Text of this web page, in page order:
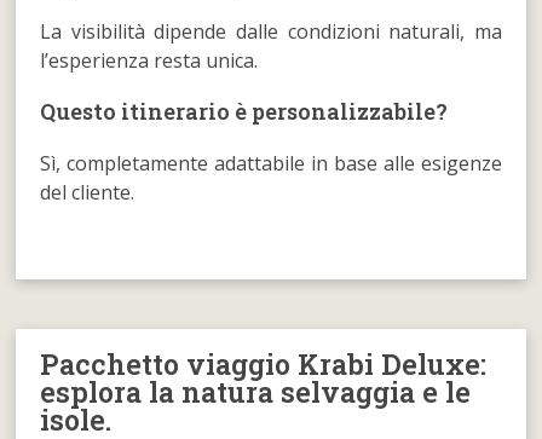
La visibilità dipende dalle condizioni naturali, ma
l’esperienza resta unica.
Questo itinerario è personalizzabile?
Sì, completamente adattabile in base alle esigenze
del cliente.
Pacchetto viaggio Krabi Deluxe:
esplora la natura selvaggia e le
isole.